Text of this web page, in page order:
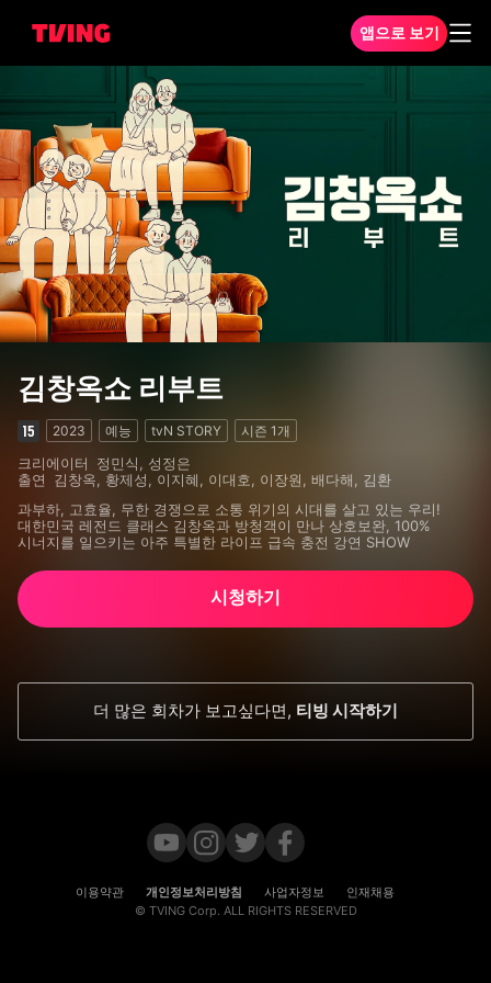
앱으로 보기
김창옥쇼 리부트 1화
김창옥쇼 리부트
2023 예능 tvN STORY 시즌 1 개
크리에이터
정민식, 성정은
출연
김창옥, 황제성, 이지혜, 이대호, 이장원, 배다해, 김환
과부하, 고효율, 무한 경쟁으로 소통 위기의 시대를 살고 있는 우리!
대한민국 레전드 클래스 김창옥과 방청객이 만나 상호보완, 100%
시너지를 일으키는 아주 특별한 라이프 급속 충전 강연 SHOW
시청하기
더 많은 회차가 보고싶다면, 티빙 시작하기
이용약관 개인정보처리방침 사업자정보
인재채용
© TVING Corp. ALL RIGHTS RESERVED